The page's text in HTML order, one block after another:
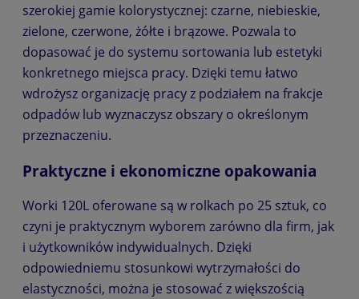
szerokiej gamie kolorystycznej: czarne, niebieskie,
zielone, czerwone, żółte i brązowe. Pozwala to
dopasować je do systemu sortowania lub estetyki
konkretnego miejsca pracy. Dzięki temu łatwo
wdrożysz organizację pracy z podziałem na frakcje
odpadów lub wyznaczysz obszary o określonym
przeznaczeniu.
Praktyczne i ekonomiczne opakowania
Worki 120L oferowane są w rolkach po 25 sztuk, co
czyni je praktycznym wyborem zarówno dla firm, jak
i użytkowników indywidualnych. Dzięki
odpowiedniemu stosunkowi wytrzymałości do
elastyczności, można je stosować z większością